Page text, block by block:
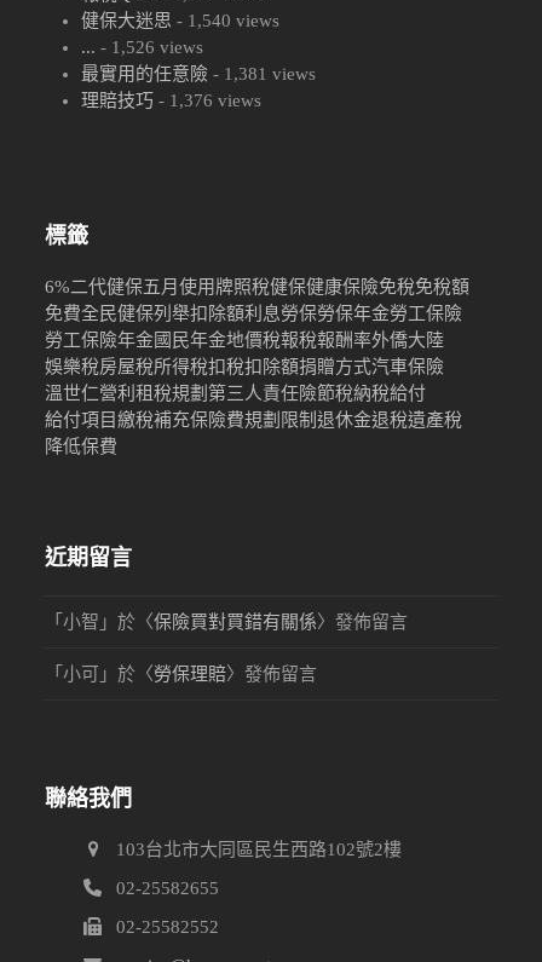
健保大迷思 - 1,540 views
... - 1,526 views
最實用的任意險 - 1,381 views
理賠技巧 - 1,376 views
標籤
6%二代健保五月使用牌照稅健保健康保險免稅免稅額
免費全民健保列舉扣除額利息勞保勞保年金勞工保險
勞工保險年金國民年金地價稅報稅報酬率外僑大陸
娛樂稅房屋稅所得稅扣稅扣除額捐贈方式汽車保險
溫世仁營利租稅規劃 第三人責任險節稅納稅給付
給付項目繳稅補充保險費規劃限制退休金退稅遺產稅
降低保費
近期留言
「小智 」於〈保險買對買錯有關係〉發佈留言
「小可 」於〈勞保理賠〉發佈留言
聯絡我們
103台北市大同區民生西路102號2樓
02-25582655
02-25582552